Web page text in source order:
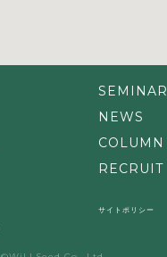
SEMINAR
NEWS
COLUMN
RECRUIT
サイトポリシー